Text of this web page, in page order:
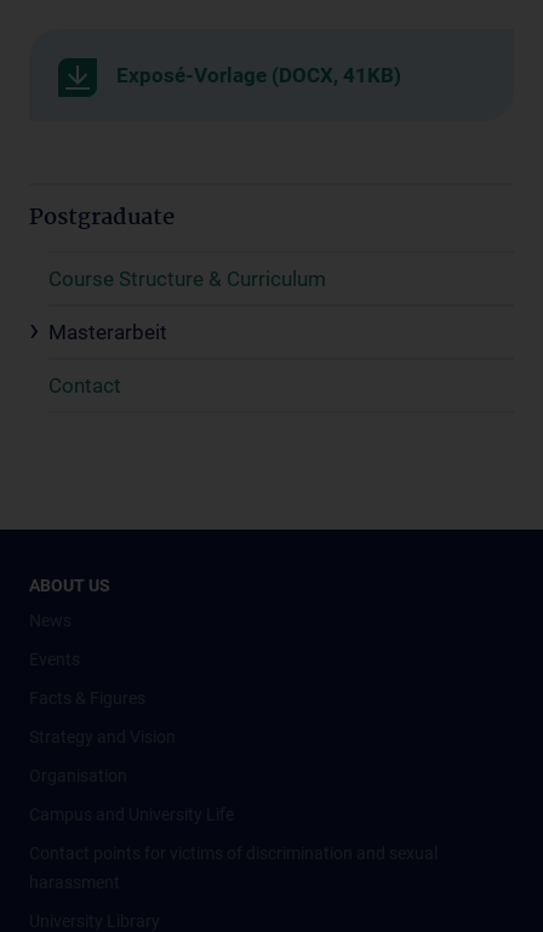
Exposé-Vorlage (DOCX, 41KB)
Postgraduate
Course Structure & Curriculum
Masterarbeit
Contact
ABOUT US